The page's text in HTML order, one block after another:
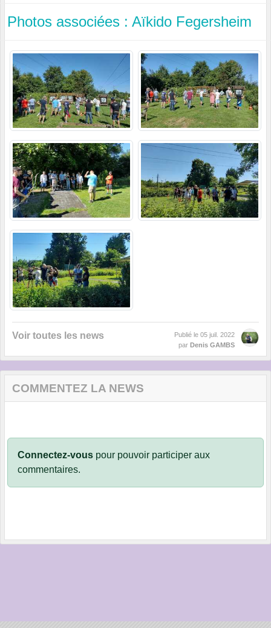
Photos associées : Aïkido Fegersheim
Voir toutes les news Publié le 05 juil. 2022
par Denis GAMBS
COMMENTEZ LA NEWS
Connectez-vous pour pouvoir participer aux
commentaires.